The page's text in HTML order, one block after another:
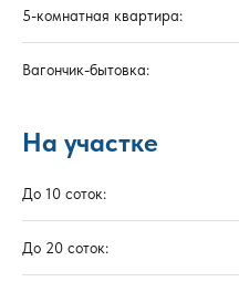
5-комнатная квартира:
Вагончик-бытовка:
На участке
До 10 соток:
До 20 соток: